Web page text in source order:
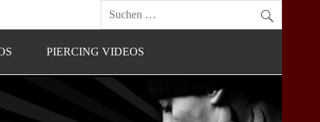
PIERCING VIDEOS